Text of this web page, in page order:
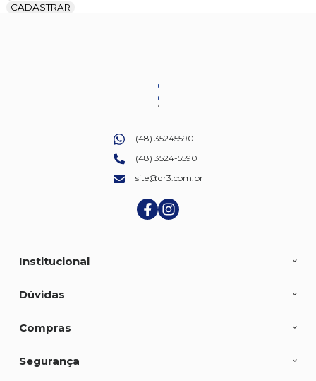
CADASTRAR
(48) 35245590
(48) 3524-5590
site@dr3.com.br
Institucional
Dúvidas
Compras
Segurança